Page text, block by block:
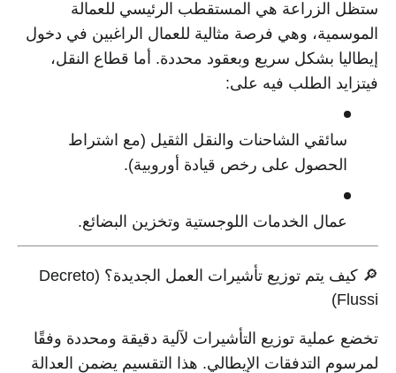
ستظل الزراعة هي المستقطب الرئيسي للعمالة
الموسمية، وهي فرصة مثالية للعمال الراغبين في دخول
إيطاليا بشكل سريع وبعقود محددة. أما قطاع النقل،
فيتزايد الطلب فيه على:
سائقي الشاحنات والنقل الثقيل (مع اشتراط
الحصول على رخص قيادة أوروبية).
عمال الخدمات اللوجستية وتخزين البضائع.
🔎 كيف يتم توزيع تأشيرات العمل الجديدة؟ (Decreto
Flussi)
تخضع عملية توزيع التأشيرات لآلية دقيقة ومحددة وفقًا
لمرسوم التدفقات الإيطالي. هذا التقسيم يضمن العدالة